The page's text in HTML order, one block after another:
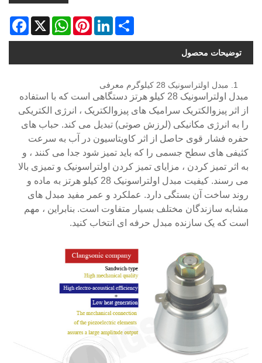
X
WhatsAppPinterestLinkedInShare
توضیحات محصول
1. مبدل اولتراسونیک 28 کیلوگرم معرفی
مبدل اولتراسونیک 28 کیلو هرتز دستگاهی است که با استفاده
از اثر پیزوالکتریک سرامیک های پیزوالکتریک ، انرژی الکتریکی
را به انرژی مکانیکی (لرزش صوتی) تبدیل می کند. حباب های
حفره فشار قوی حاصل از اثر کاویتاسیون در آب به سرعت
کثیفی های سطح جسمی را که باید تمیز شود جدا می کنند ، و
به اثر تمیز کردن ، مزایای تمیز کردن اولتراسونیک و تمیزی بالا
می رسند. کیفیت مبدل اولتراسونیک 28 کیلو هرتز به ماده و
روند ساخت آن بستگی دارد. عملکرد و عمر مفید مبدل های
مشابه سازندگان مختلف بسیار متفاوت است. بنابراین ، مهم
است که یک سازنده مبدل حرفه ای انتخاب کنید.